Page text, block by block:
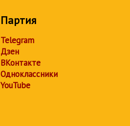
Партия
Telegram
Дзен
ВКонтакте
Одноклассники
YouTube